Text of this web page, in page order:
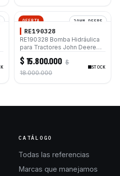
OFERTA JOHN DEERE
RE190328
RE190328 Bomba Hidráulica
para Tractores John Deere
9100 9320 9460R 9520 9630
$ 15.800.000 $
18.000.000
STOCK
CATÁLOGO
Todas las referencias
Marcas que manejamos